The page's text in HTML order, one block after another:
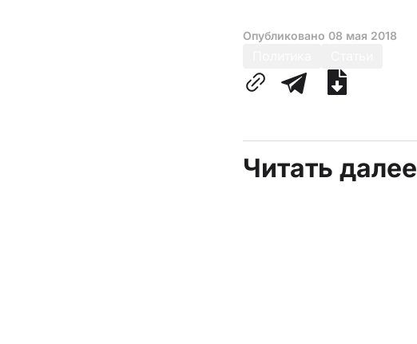
Опубликовано 08 мая 2018
Читать далее